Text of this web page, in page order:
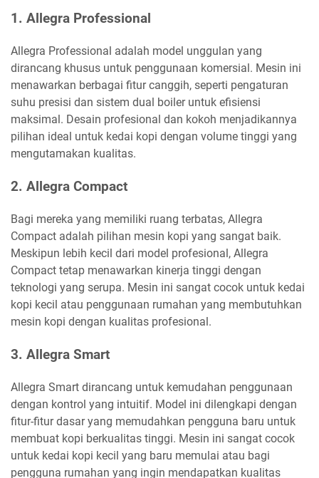
1. Allegra Professional
Allegra Professional adalah model unggulan yang
dirancang khusus untuk penggunaan komersial. Mesin ini
menawarkan berbagai fitur canggih, seperti pengaturan
suhu presisi dan sistem dual boiler untuk efisiensi
maksimal. Desain profesional dan kokoh menjadikannya
pilihan ideal untuk kedai kopi dengan volume tinggi yang
mengutamakan kualitas.
2. Allegra Compact
Bagi mereka yang memiliki ruang terbatas, Allegra
Compact adalah pilihan mesin kopi yang sangat baik.
Meskipun lebih kecil dari model profesional, Allegra
Compact tetap menawarkan kinerja tinggi dengan
teknologi yang serupa. Mesin ini sangat cocok untuk kedai
kopi kecil atau penggunaan rumahan yang membutuhkan
mesin kopi dengan kualitas profesional.
3. Allegra Smart
Allegra Smart dirancang untuk kemudahan penggunaan
dengan kontrol yang intuitif. Model ini dilengkapi dengan
fitur-fitur dasar yang memudahkan pengguna baru untuk
membuat kopi berkualitas tinggi. Mesin ini sangat cocok
untuk kedai kopi kecil yang baru memulai atau bagi
pengguna rumahan yang ingin mendapatkan kualitas